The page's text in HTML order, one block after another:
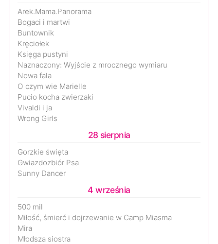
Arek.Mama.Panorama
Bogaci i martwi
Buntownik
Kręciołek
Księga pustyni
Naznaczony: Wyjście z mrocznego wymiaru
Nowa fala
O czym wie Marielle
Pucio kocha zwierzaki
Vivaldi i ja
Wrong Girls
28 sierpnia
Gorzkie święta
Gwiazdozbiór Psa
Sunny Dancer
4 września
500 mil
Miłość, śmierć i dojrzewanie w Camp Miasma
Mira
Młodsza siostra